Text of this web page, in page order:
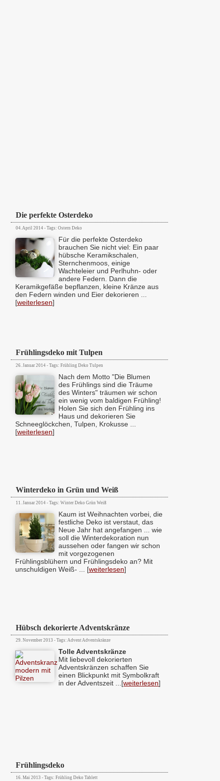
Die perfekte Osterdeko
04. April 2014 - Tags: Ostern Deko
Für die perfekte Osterdeko
brauchen Sie nicht viel: Ein paar
hübsche Keramikschalen,
Sternchenmoos, einige
Wachteleier und Perlhuhn- oder
andere Federn. Dann die
Keramikgefäße bepflanzen, kleine Kränze aus
den Federn winden und Eier dekorieren ...
[weiterlesen]
Frühlingsdeko mit Tulpen
26. Januar 2014 - Tags: Frühling Deko Tulpen
Nach dem Motto "Die Blumen
des Frühlings sind die Träume
des Winters" träumen wir schon
ein wenig vom baldigen Frühling!
Holen Sie sich den Frühling ins
Haus und dekorieren Sie
Schneeglöckchen, Tulpen, Krokusse ...
[weiterlesen]
Winterdeko in Grün und Weiß
11. Januar 2014 - Tags: Winter Deko Grün Weiß
Kaum ist Weihnachten vorbei, die
festliche Deko ist verstaut, das
Neue Jahr hat angefangen ... wie
soll die Winterdekoration nun
aussehen oder fangen wir schon
mit vorgezogenen
Frühlingsblühern und Frühlingsdeko an? Mit
unschuldigen Weiß- ... [weiterlesen]
Hübsch dekorierte Adventskränze
29. November 2013 - Tags: Advent Adventskränze
Tolle Adventskränze
Mit liebevoll dekorierten
Adventskränzen schaffen Sie
einen Blickpunkt mit Symbolkraft
in der Adventszeit ...[weiterlesen]
Frühlingsdeko
16. Mai 2013 - Tags: Frühling Deko Tablett